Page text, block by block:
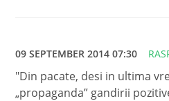
09 SEPTEMBER 2014 07:30
"Din pacate, desi in ultima
„propaganda” gandirii